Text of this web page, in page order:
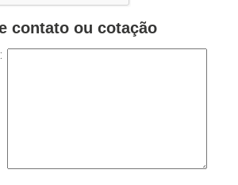
contato ou cotação